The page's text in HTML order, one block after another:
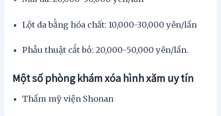
Lột da bằng hóa chất: 10,000-30,000 yên/lần
Phẫu thuật cắt bỏ: 20,000-50,000 yên/lần.
Một số phòng khám xóa hình xăm uy tín
Thẩm mỹ viện Shonan